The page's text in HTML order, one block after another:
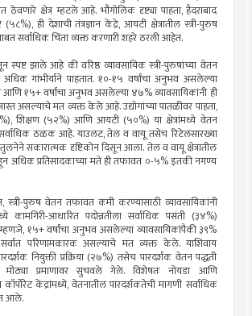
क्षेत्र म्हटले आहे. भौगोलिक दृष्ट्या पाहता, हैदराबाद
ही देशाची तंत्रज्ञान केंद्रे, आयटी क्षेत्रातील स्त्री-पुरुष
सर्वाधिक चिंता व्यक्त करणारी शहरे ठरली आहेत.
स्पष्ट झाले आहे की वरिष्ठ व्यावसायिक स्त्री-पुरुषांच्या वेतन
गांभीर्याने पाहतात. १०-१५ वर्षांचा अनुभव असलेल्या
आणि १५+ वर्षांचा अनुभव असलेल्या ४७% व्यावसायिकांनी ही
असल्याचे मत व्यक्त केले आहे. उद्योगांच्या पातळीवर पाहता,
शिक्षण (५२%) आणि आयटी (५०%) या क्षेत्रांमध्ये वेतन
ठळक आहे. याउलट, तेल व वायू तसेच रिटेलसारख्या
तुलनेने सकारात्मक दृष्टिकोन दिसून आला. तेल व वायू क्षेत्रातील
अधिक प्रतिसादकाच्या मते ही तफावत ०-५% इतकी नगण्य
स्त्री-पुरुष वेतन तफावत कमी करण्यासाठी व्यावसायिकांनी
कामगिरी-आधारित पदोन्नतीला सर्वाधिक पसंती (३४%)
१५+ वर्षांचा अनुभव असलेल्या व्यावसायिकांपैकी ३९%
परिणामकारक असल्याचे मत व्यक्त केले. याशिवाय
नियुक्ती प्रक्रिया (२७%) तसेच पारदर्शक वेतन पद्धती
मोठ्या प्रमाणावर सुचवले गेले. विशेषतः नोयडा आणि
कॉर्पोरेट केंद्रांमध्ये, वेतनातील पारदर्शकतेची मागणी सर्वाधिक
आले.